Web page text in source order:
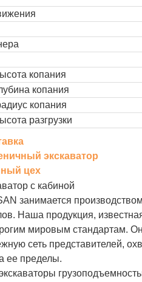
копания
копания
копания
разгрузки
цех
занимается
Наша продукция,
мировым стандартам.
сеть представителей,
ее пределы.